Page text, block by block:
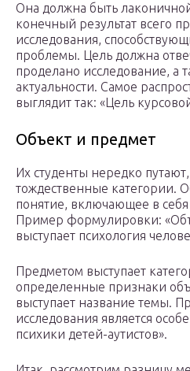
Она должна быть
конечный результат всего
исследования,
проблемы. Цель должна
проделано исследование, а
актуальности. Самое
выглядит так: «Цель
Объект и предмет
Их студенты нередко
тождественные категории.
понятие, включающее в
Пример формулировки:
выступает психология
Предметом выступает
определенные признаки
выступает название темы.
исследования является
психики детей-аутистов».